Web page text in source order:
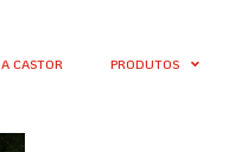
A CASTOR PRODUTOS